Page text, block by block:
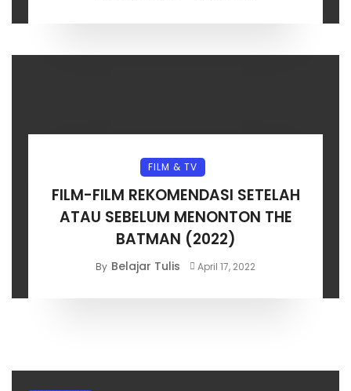
FILM & TV
FILM-FILM REKOMENDASI SETELAH
ATAU SEBELUM MENONTON THE
BATMAN (2022)
By Belajar Tulis April 17, 2022